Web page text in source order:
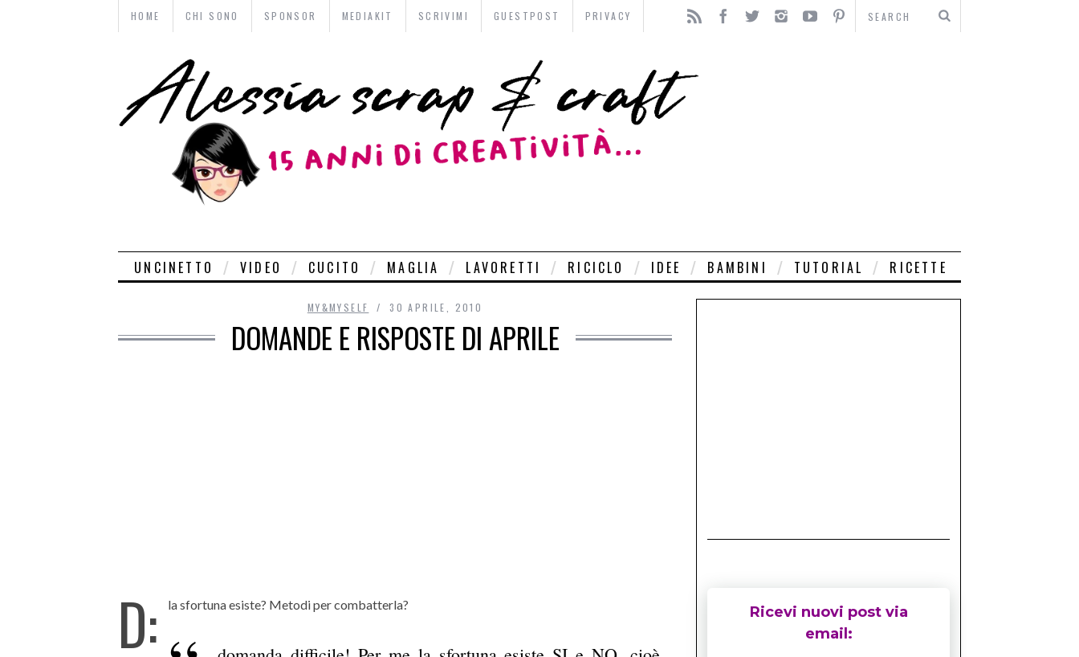
HOME CHI SONO SPONSOR MEDIAKIT SCRIVIMI GUESTPOST PRIVACY
UNCINETTO VIDEO CUCITO MAGLIA LAVORETTI RICICLO IDEE BAMBINI TUTORIAL RICETTE
MY&MYSELF 30 APRILE, 2010
DOMANDE E RISPOSTE DI APRILE
D: la sfortuna esiste? Metodi per combatterla?
Ricevi nuovi post via
email: